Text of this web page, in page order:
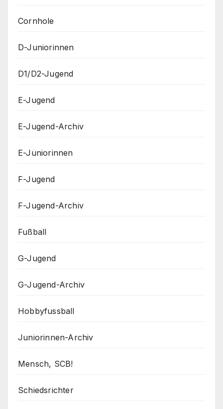
Cornhole
D-Juniorinnen
D1/D2-Jugend
E-Jugend
E-Jugend-Archiv
E-Juniorinnen
F-Jugend
F-Jugend-Archiv
Fußball
G-Jugend
G-Jugend-Archiv
Hobbyfussball
Juniorinnen-Archiv
Mensch, SCB!
Schiedsrichter